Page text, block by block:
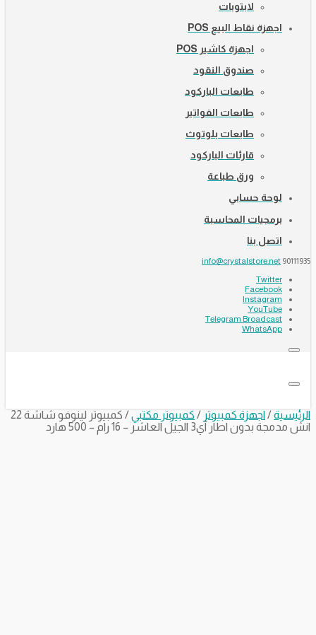
لابتوبات
اجهزة نقاط البيع POS
اجهزة كاشير POS
صندوق النقود
طابعات الباركود
طابعات الفواتير
طابعات بلوتوث
قارئات الباركود
ورق طباعة
لوحة حسابي
برمجيات المحاسبة
اتصل بنا
90111935
info@crystalstore.net
Twitter
Facebook
Instagram
YouTube
Telegram Broadcast
WhatsApp
الرئيسية/ اجهزة كمبيوتر / كمبيوتر مكتبي
/ كمبيوتر لينوفو شاشة 22
انش مدمجة بدون اطار آي3 الجيل العاشر – 16 رام – 500 هارد